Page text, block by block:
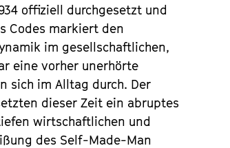
offiziell durchgesetzt und
Codes markiert den
im gesellschaftlichen,
eine vorher unerhörte
sich im Alltag durch. Der
dieser Zeit ein abruptes
wirtschaftlichen und
des Self-Made-Man